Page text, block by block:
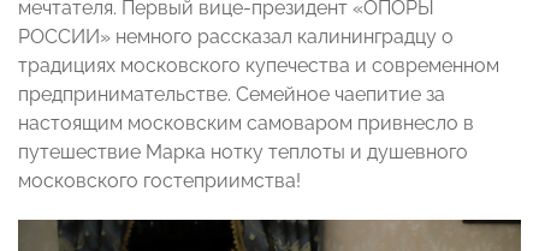
мечтателя. Первый вице-президент «ОПОРЫ
РОССИИ» немного рассказал калининградцу о
традициях московского купечества и современном
предпринимательстве. Семейное чаепитие за
настоящим московским самоваром привнесло в
путешествие Марка нотку теплоты и душевного
московского гостеприимства!